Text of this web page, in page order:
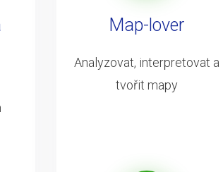
Map-lover
Analyzovat, interpretovat a
tvořit mapy